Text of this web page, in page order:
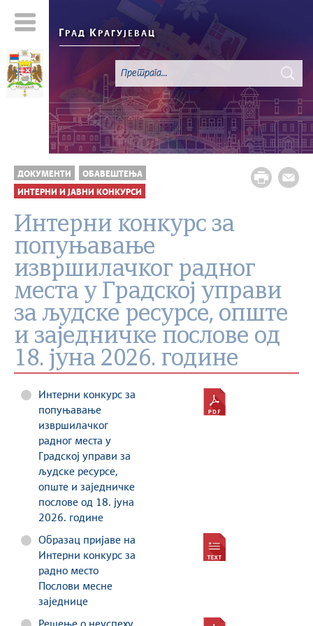
Г РАД К РАГУЈЕВАЦ
ДОКУМЕНТИ ОБАВЕШТЕЊА
ИНТЕРНИ И ЈАВНИ КОНКУРСИ
Интерни конкурс за
попуњавање
извршилачког радног
места у Градској управи
за људске ресурсе, опште
и заједничке послове од
18. јуна 2026. године
Интерни конкурс за
попуњавање
извршилачког
радног места у
Градској управи за
људске ресурсе,
опште и заједничке
послове од 18. јуна
2026. године
Образац пријаве на
Интерни конкурс за
радно место
Послови месне
заједнице